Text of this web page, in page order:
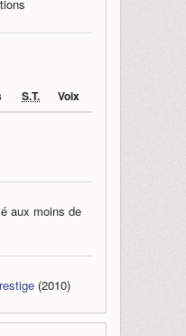
S.T. Voix
aux moins de
(2010)